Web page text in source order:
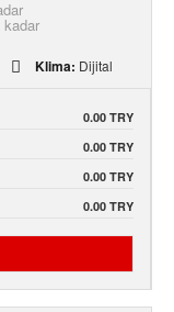
Klima: Dijital
0.00 TRY
0.00 TRY
0.00 TRY
0.00 TRY